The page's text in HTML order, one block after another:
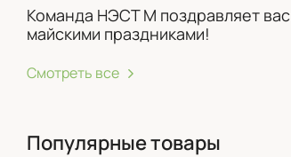
Команда НЭСТ М поздравляет вас
майскими праздниками!
Смотреть все
Популярные товары